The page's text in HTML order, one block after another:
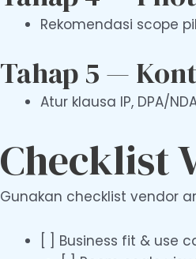
Rekomendasi scope
Tahap 5 —
Atur klausa IP, DPA/
Checklist
Gunakan checklist vendor
[ ] Business fit & use